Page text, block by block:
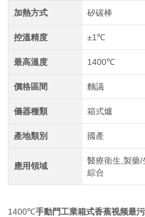
加熱方式 矽碳棒
控溫精度 ±1℃
最高溫度 1400℃
價格區間 麵議
儀器種類 箱式爐
產地類別 國產
應用領域
醫療衛生,製藥/
綜合
1400℃手動門工業箱式香蕉视频最